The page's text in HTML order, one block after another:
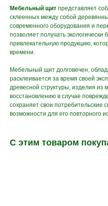
Мебельный щит представляет
склеенных между собой
современного оборудования и
позволяет получать экологически
привлекательную продукцию,
времени.
Мебельный щит долговечен,
расклеивается за время своей
древесной структуры, изделия из
восстановлению в случае
сохраняет свои потребительские
возможности для его повторного
С этим товаром